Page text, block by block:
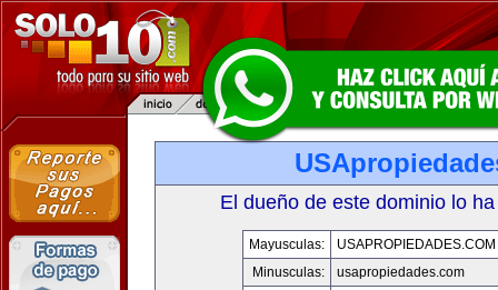
El dueño de este dominio lo
Mayusculas:
USAPROPIEDADES.COM
Minusculas:
usapropiedades.com